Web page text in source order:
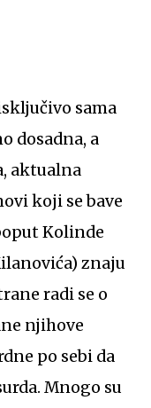
sama
dosadna, a
aktualna
koji se bave
Kolinde
znaju
radi se o
njihove
po sebi da
Mnogo su